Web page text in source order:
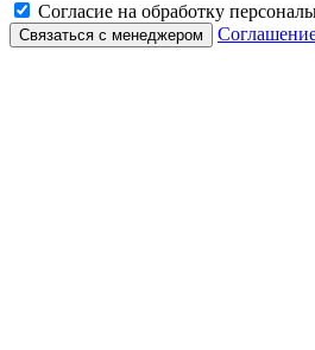
Согласие на обработку